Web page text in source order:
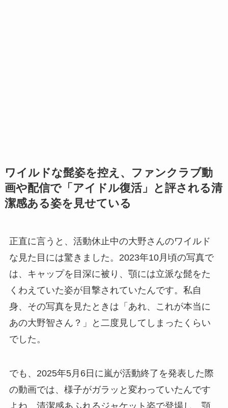
ワイルドな髭姿を控え、ファンクラブ動
画や配信で「アイドル復活」と評される清
潔感ある姿を見せている
正直に言うと、活動休止中の大野さんのワイルド
な見た目には驚きました。2023年10月頃の写真で
は、キャップを目深に被り、顎には立派な髭をた
くわえていた姿が目撃されていたんです。私自
身、その写真を見たときは「あれ、これが本当に
あの大野智さん？」と二度見してしまったくらい
でした。
でも、2025年5月6日に嵐が活動終了を発表した際
の動画では、様子がガラッと変わっていたんです